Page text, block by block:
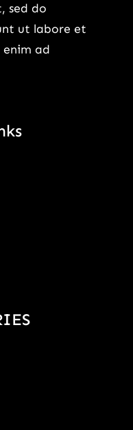
sed do
ut labore et
ad